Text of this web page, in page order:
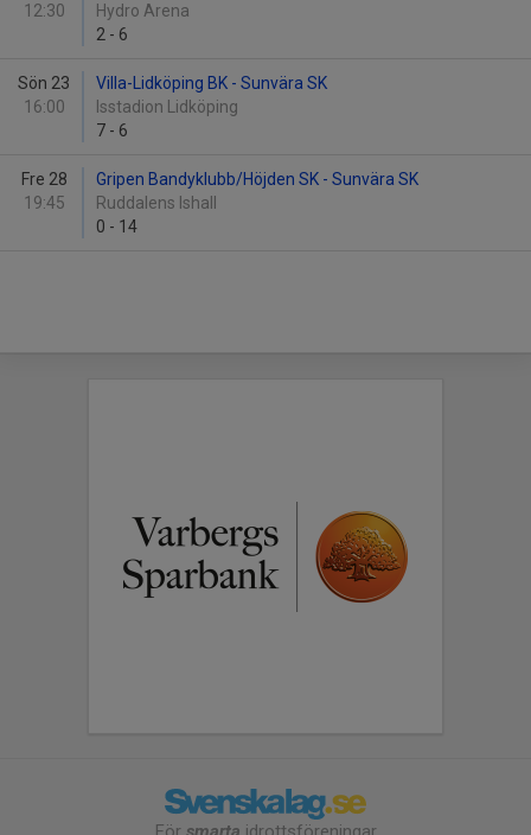
12:30
Hydro Arena
2 - 6
Sön 23
16:00
Villa-Lidköping BK - Sunvära SK
Isstadion Lidköping
7 - 6
Fre 28
19:45
Gripen Bandyklubb/Höjden SK - Sunvära SK
Ruddalens Ishall
0 - 14